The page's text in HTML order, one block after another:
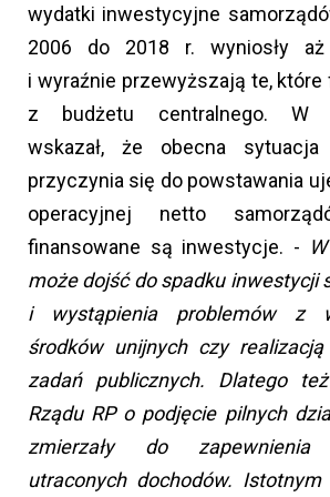
wydatki inwestycyjne
2006 do 2018 r. wyniosły
i wyraźnie przewyższają te, które
z budżetu centralnego. W
wskazał, że obecna
przyczynia się do powstawania
operacyjnej netto
finansowane są inwestycje. -
może dojść do spadku inwestycji
i wystąpienia problemów z
środków unijnych czy
zadań publicznych. Dlatego
Rządu RP o podjęcie pilnych
zmierzały do zapewnienia
utraconych dochodów.